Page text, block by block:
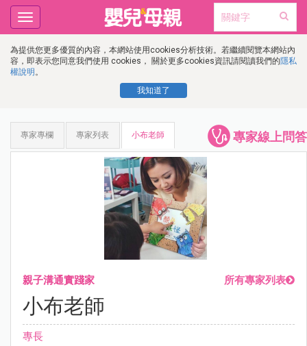
為提供您更多優質的內容，本網站使用cookies分析技術。若繼續閱覽本網站內
容，即表示您同意我們使用 cookies， 關於更多cookies資訊請閱讀我們的隱私
權說明 。
我知道了
Toggle
navigation
專家線上問答
專家專欄 專家列表 小布老師
親子溝通實踐家 所有專家列表
小布老師
專長